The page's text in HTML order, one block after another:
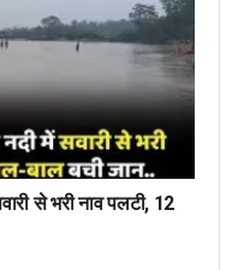
से भरी नाव पलटी, 12